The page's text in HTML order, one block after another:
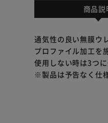
商品説
通気性の良い無膜ウ
プロファイル加工を
使用しない時は3つ
※製品は予告なく仕